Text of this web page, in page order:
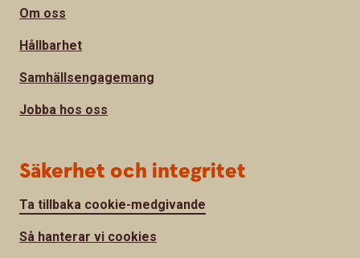
Om oss
Hållbarhet
Samhällsengagemang
Jobba hos oss
Säkerhet och integritet
Ta tillbaka cookie-medgivande
Så hanterar vi cookies